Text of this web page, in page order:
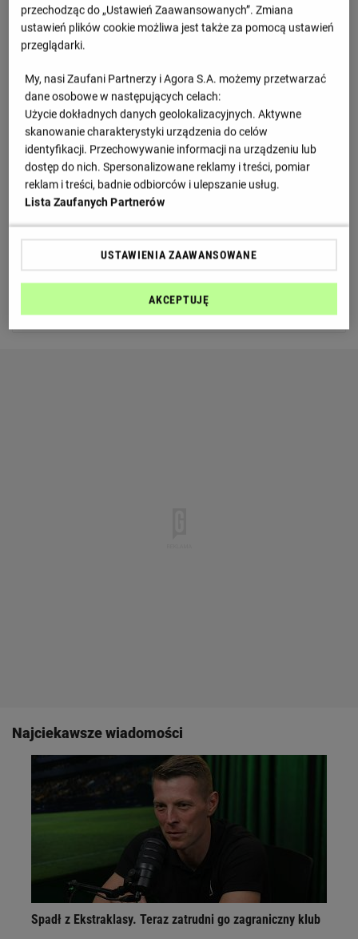
Fortuna Liga - Sezon zasadniczy
Slavia Praga
Jablonec 2
Teplice 2
4 Slovan Liberec 3 6
Zobacz więcej
Najciekawsze wiadomości
Spadł z Ekstraklasy. Teraz zatrudni go zagraniczny klub
przechodząc do „Ustawień Zaawansowanych”. Zmiana
ustawień plików cookie możliwa jest także za pomocą ustawień
przeglądarki.
My, nasi Zaufani Partnerzy i Agora S.A. możemy przetwarzać
dane osobowe w następujących celach:
Użycie dokładnych danych geolokalizacyjnych. Aktywne
skanowanie charakterystyki urządzenia do celów
identyfikacji. Przechowywanie informacji na urządzeniu lub
dostęp do nich. Spersonalizowane reklamy i treści, pomiar
reklam i treści, badnie odbiorców i ulepszanie usług.
Lista Zaufanych Partnerów
USTAWIENIA ZAAWANSOWANE
AKCEPTUJĘ